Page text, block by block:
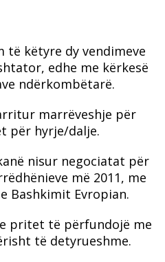
të këtyre dy vendimeve
edhe me kërkesë
ndërkombëtarë.
marrëveshje për
për hyrje/dalje.
nisur negociatat për
më 2011, me
Bashkimit Evropian.
pritet të përfundojë me
të detyrueshme.